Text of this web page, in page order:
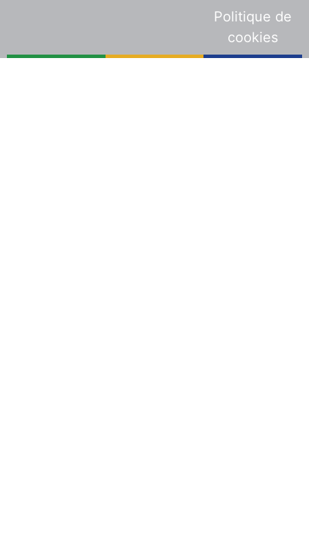
Politique de
cookies